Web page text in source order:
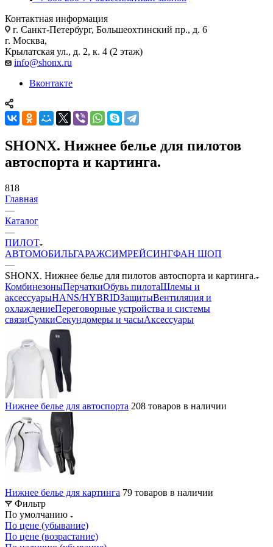
Контактная информация
г. Санкт-Петербург, Большеохтинский пр., д. 6
г. Москва,
Крылатская ул., д. 2, к. 4 (2 этаж)
info@shonx.ru
Вконтакте
SHONX. Нижнее белье для пилотов
автоспорта и картинга.
818
Главная
—
Каталог
—
ПИЛОТ
АВТОМОБИЛЬГАРАЖСИМРЕЙСИНГФАН ШОП
—
SHONX. Нижнее белье для пилотов автоспорта и картинга.
КомбинезоныПерчаткиОбувь пилотаШлемы и
аксессуарыHANS/HYBRIDЗащитыВентиляция и
охлаждениеПереговорные устройства и системы
связиСумкиСекундомеры и часыАксессуары
Нижнее белье для автоспорта 208 товаров в наличии
Нижнее белье для картинга 79 товаров в наличии
Фильтр
По умолчанию
По цене (убывание)
По цене (возрастание)